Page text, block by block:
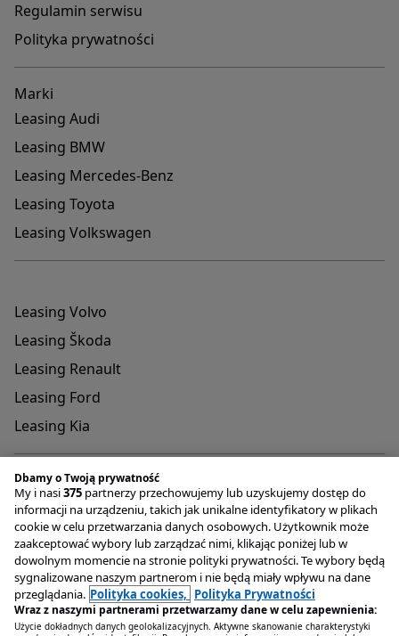
Regulamin serwisu
Polityka prywatności
Marki
Leasing Audi
Leasing BMW
Leasing Mercedes-Benz
Leasing Toyota
Leasing Volkswagen
Leasing Volvo
Leasing Škoda
Leasing Renault
Leasing Ford
Leasing Kia
Adres do przyjmowania reklamacji oraz dokumentów
związanych z rejestracją pojazdów
OTOMOTO Lease Plac Konesera 9 , 03-736 Warszawa
Infolinia+48 22 221 04 00
Emailkontakt@otomotolease.pl
Dbamy o Twoją prywatność
My i nasi375 partnerzy przechowujemy lub uzyskujemy dostęp do
informacji na urządzeniu, takich jak unikalne identyfikatory w plikach
cookie w celu przetwarzania danych osobowych. Użytkownik może
zaakceptować wybory lub zarządzać nimi, klikając poniżej lub w
dowolnym momencie na stronie polityki prywatności. Te wybory będą
sygnalizowane naszym partnerom i nie będą miały wpływu na dane
przeglądania. Polityka cookies, Polityka Prywatności
Wraz z naszymi partnerami przetwarzamy dane w celu zapewnienia:
Użycie dokładnych danych geolokalizacyjnych. Aktywne skanowanie charakterystyki